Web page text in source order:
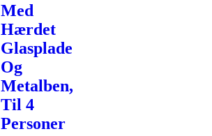
Med
Hærdet
Glasplade
Og
Metalben,
Til 4
Personer